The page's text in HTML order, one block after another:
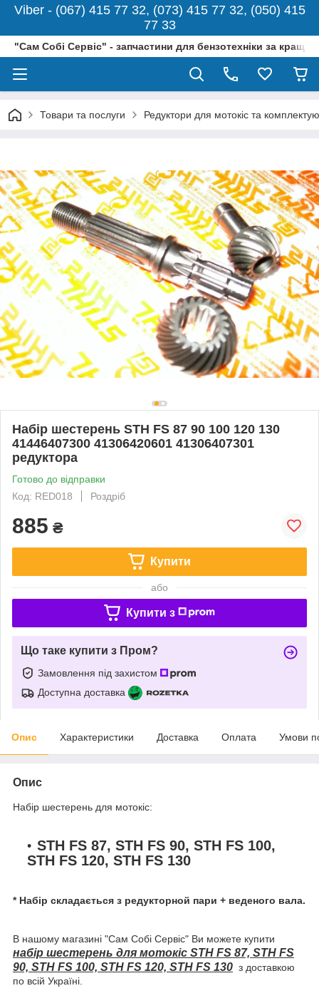
Viber - (067) 415 77 32, (073) 415 77 32, (050) 415
77 33
"Сам Собі Сервіс" - запчастини для бензотехніки за
Товари та послуги Редуктори для мотокіс та
Набір шестерень STH FS 87 90 100 120 130
41446407300 41306420601 41306407301
редуктора
Готово до відправки
Код: RED018
Роздріб
885 ₴
Купити
або
Купити з
Що таке купити з Пром?
Замовлення під захистом
Доступна доставка
Опис Характеристики Доставка Оплата Умови
Опис
Набір шестерень для мотокіс:
STH FS 87, STH FS 90, STH FS 100,
STH FS 120, STH FS 130
* Набір складається з редукторной пари + веденого вала.
В нашому магазині "Сам Собі Сервіс" Ви можете купити
набір шестерень для мотокіс STH FS 87, STH FS
90, STH FS 100, STH FS 120, STH FS 130 з доставкою
по всій Україні.